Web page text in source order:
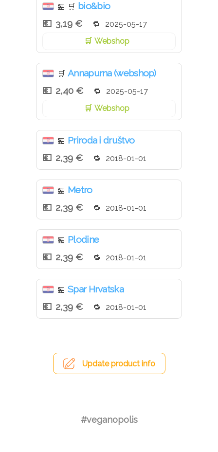
🏪 🛒 bio&bio
3,19 €
2025-05-17
Webshop
🛒 Annapurna (webshop)
2,40 €
2025-05-17
Webshop
🏪 Priroda i društvo
2,39 €
2018-01-01
🏪 Metro
2,39 €
2018-01-01
🏪 Plodine
2,39 €
2018-01-01
🏪 Spar Hrvatska
2,39 €
2018-01-01
Update product info
#veganopolis